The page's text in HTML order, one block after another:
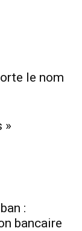
le nom
»
:
bancaire